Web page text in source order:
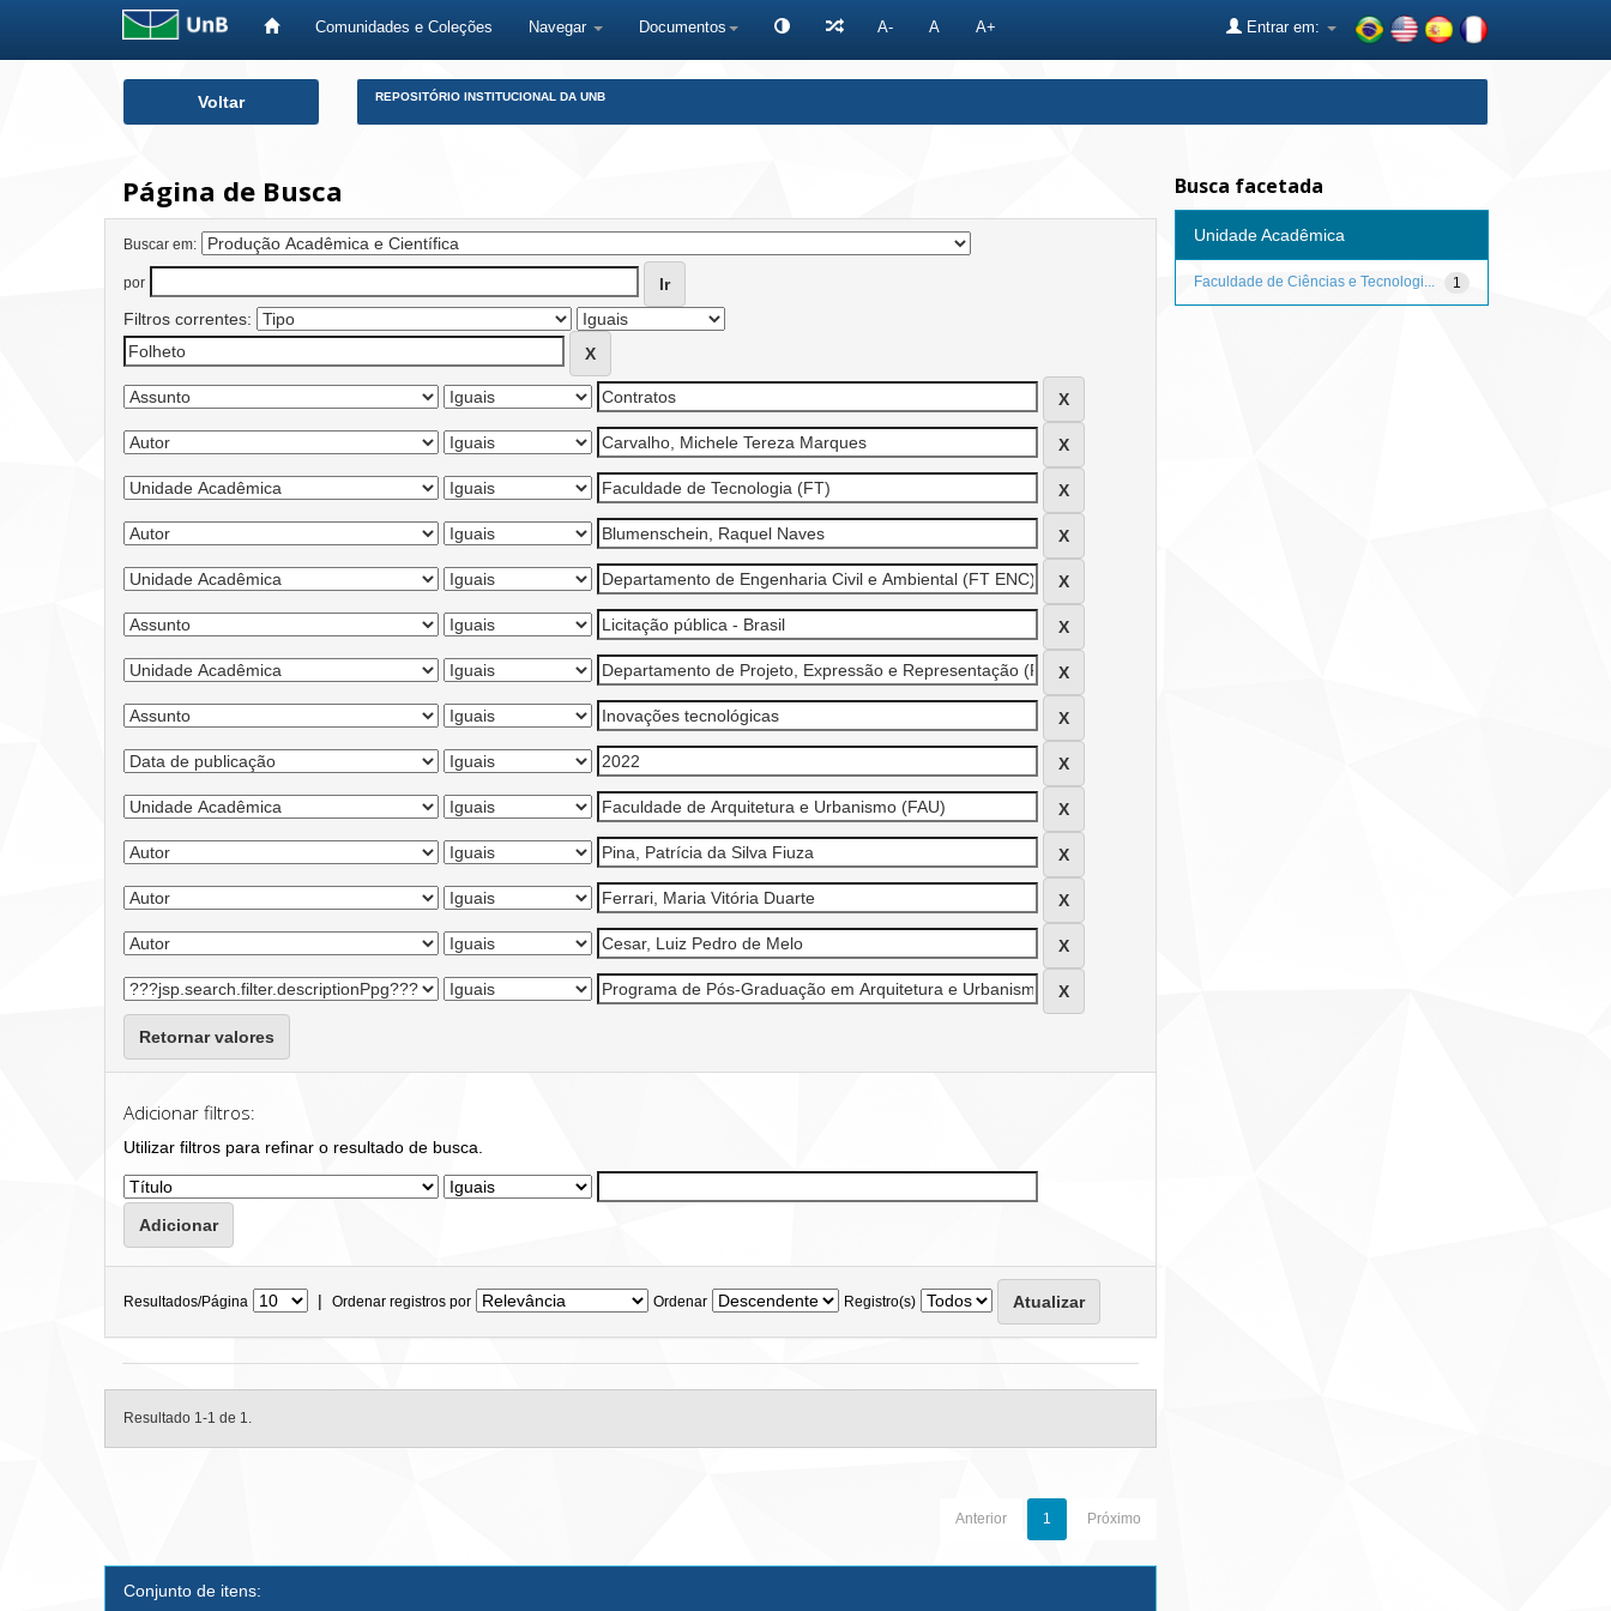
Comunidades e Coleções Navegar Documentos A- A A+ Entrar em:
Voltar REPOSITÓRIO INSTITUCIONAL DA UNB
Página de Busca
Buscar em:
por
Filtros correntes:
Retornar valores
Adicionar filtros:
Utilizar filtros para refinar o resultado de busca.
Resultados/Página | Ordenar registros por Ordenar Registro(s)
Resultado 1-1 de 1.
Anterior 1 Próximo
Conjunto de itens:
Busca facetada
Unidade Acadêmica
1
Faculdade de Ciências e Tecnologi...